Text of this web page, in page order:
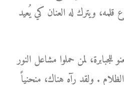
قلمه، ويترك له العنان كي يُعيد
للجبابرة، لمن حملوا مشاعل النور
. ولقد رآه هناك، منحنياً